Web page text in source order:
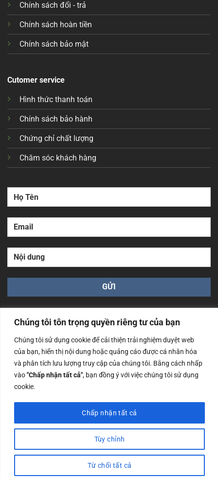
Chúng tôi tôn trọng quyền riêng tư của bạn
Chúng tôi sử dụng cookie để cải thiện trải nghiệm duyệt web
của bạn, hiển thị nội dung hoặc quảng cáo được cá nhân hóa
và phân tích lưu lượng truy cập của chúng tôi. Bằng cách nhấp
vào"Chấp nhận tất cả", bạn đồng ý với việc chúng tôi sử dụng
cookie.
Tùy chỉnh
Từ chối tất cả
Chấp nhận tất cả
Chính sách đổi - trả
Chính sách hoàn tiền
Chính sách bảo mật
Cutomer service
Hình thức thanh toán
Chính sách bảo hành
Chứng chỉ chất lượng
Chăm sóc khách hàng
Công ty TNHH Nam Bình Xương - Số ĐKKD: 0108783483
cấp ngày 14/06/2019 bởi Sở Kế Hoạch và Đầu Tư Tp. Hà
Nội
Copyrights @2023 Nam Binh Xuong. All Rights Reserved